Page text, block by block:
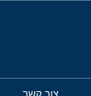
צור קשר